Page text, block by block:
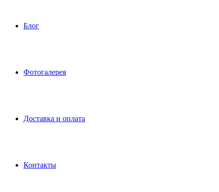
Блог
Фотогалерея
Доставка и оплата
Контакты